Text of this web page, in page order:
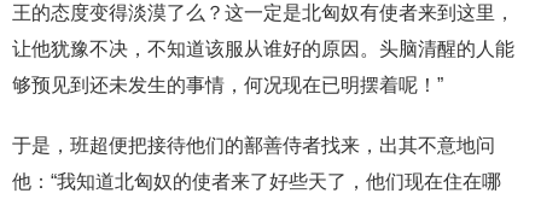
王的态度变得淡漠了么？这一定是北匈奴有使者来到这里，
让他犹豫不决，不知道该服从谁好的原因。头脑清醒的人能
够预见到还未发生的事情，何况现在已明摆着呢！”
于是，班超便把接待他们的鄯善侍者找来，出其不意地问
他：“我知道北匈奴的使者来了好些天了，他们现在住在哪